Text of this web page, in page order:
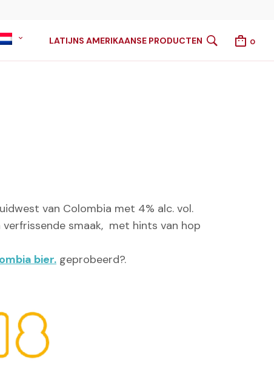
LATIJNS AMERIKAANSE PRODUCTEN 0
van Colombia met 4% alc. vol.
smaak, met hints van hop
bier. geprobeerd?.